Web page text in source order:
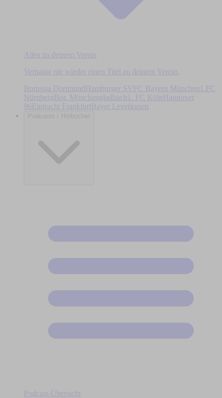
Alles zu deinem Verein
Verpasse nie wieder einen Titel zu deinem Verein.
Borussia DortmundHamburger SV FC Bayern München
1.FC
Nürnberg Bor. Mönchengladbach 1. FC Köln
Hannover
96Eintracht Frankfurt Bayer Leverkusen
Podcasts / Hörbücher
Podcast-Übersicht